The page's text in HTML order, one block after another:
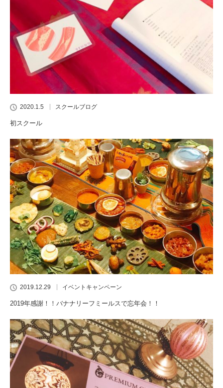
2020.1.5 スクールブログ
初スクール
2019.12.29 イベントキャンペーン
2019年感謝！！バナナリーフミールスで忘年会！！